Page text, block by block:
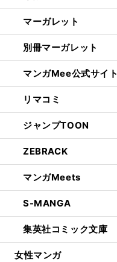
マーガレット
別冊マーガレット
マンガMee公式サイト
リマコミ
ジャンプTOON
ZEBRACK
マンガMeets
S-MANGA
集英社コミック文庫
女性マンガ